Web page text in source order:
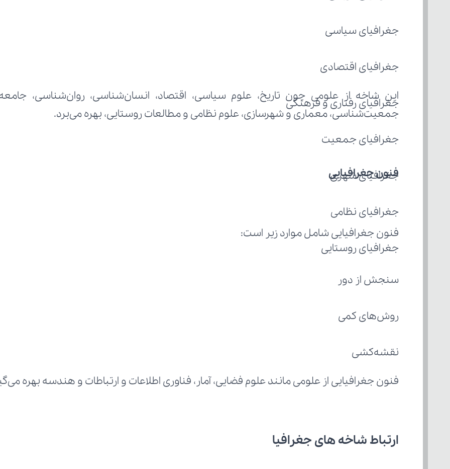
جغرافیای سیاسی
جغرافیای اقتصادی
جغرافیای رفتاری و فرهنگی
جغرافیای جمعیت
جغرافیای شهری
جغرافیای نظامی
جغرافیای روستایی
جمعیت‌شناسی، معماری و شهرسازی، علوم نظامی و مطالعات روستایی، بهره می‌برد.
فنون جغرافیایی
فنون جغرافیایی شامل موارد زیر است:
سنجش از دور
روش‌های کمی
نقشه‌کشی
فنون جغرافیایی از علومی مانند علوم فضایی، آمار، فناوری اطلاعات و ارتباطات و هندسه بهره
ارتباط شاخه های جغرافیا